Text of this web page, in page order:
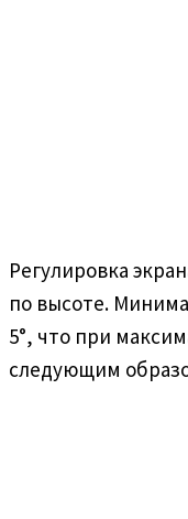
Регулировка
по высоте.
5°, что при
следующим